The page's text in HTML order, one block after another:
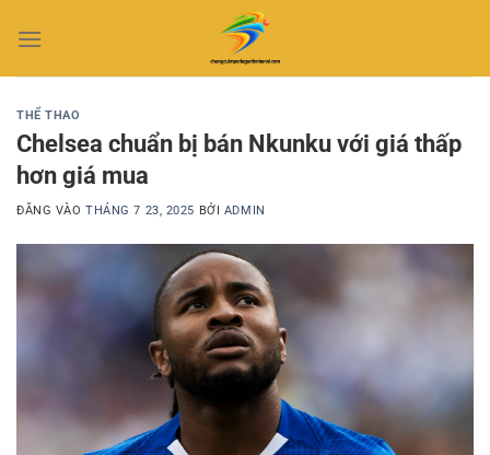
qua
THỂ THAO
Chelsea chuẩn bị bán Nkunku với giá thấp
hơn giá mua
ĐĂNG VÀOTHÁNG 7 23, 2025 BỞI ADMIN